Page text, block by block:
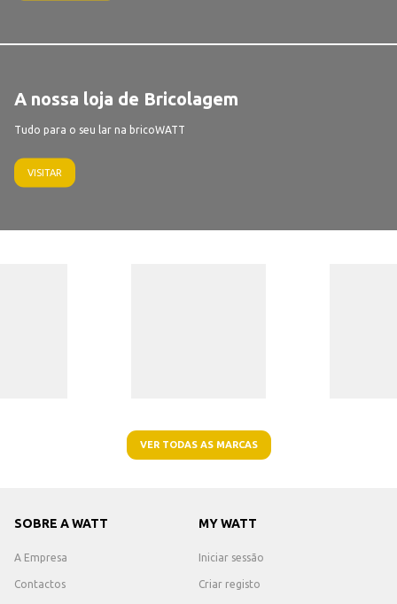
A nossa loja de Bricolagem
Tudo para o seu lar na bricoWATT
VISITAR
VER TODAS AS MARCAS
SOBRE A WATT
A Empresa
Contactos
MY WATT
Iniciar sessão
Criar registo